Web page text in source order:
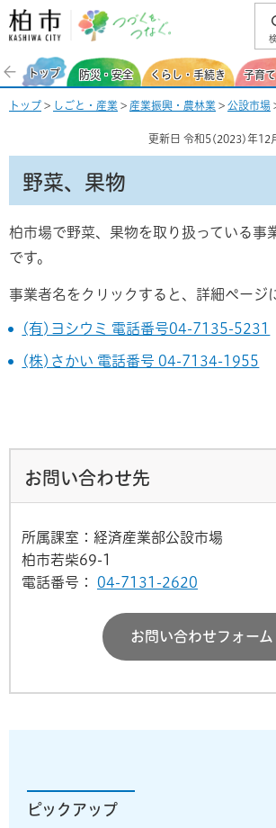
柏市 つづくを、
トップ 防災・安全 くらし・手続き 子育
トップ > しごと・産業 > 産業振興・農林業 > 公設市場
更新日 令和5(2023)年12
野菜、果物
柏市場で野菜、果物を取り扱っている事
です。
事業者名をクリックすると、詳細ページ
(有)ヨシウミ 電話番号04-7135-5231
(株)さかい 電話番号 04-7134-1955
お問い合わせ先
所属課室：経済産業部公設市場
柏市若柴69-1
電話番号：
04-7131-2620
お問い合わせフォーム
ピックアップ